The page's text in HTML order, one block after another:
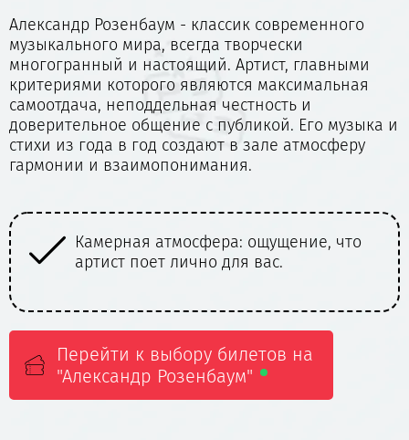
Александр Розенбаум - классик современного
музыкального мира, всегда творчески
многогранный и настоящий. Артист, главными
критериями которого являются максимальная
самоотдача, неподдельная честность и
доверительное общение с публикой. Его музыка и
стихи из года в год создают в зале атмосферу
гармонии и взаимопонимания.
Живое исполнение легендарных
песен, знакомых нескольким
Перейти к выбору билетов на
"Александр Розенбаум"